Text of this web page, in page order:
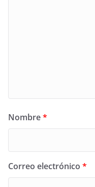
Nombre*
Correo electrónico *